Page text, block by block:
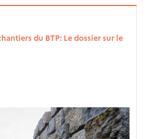
du BTP: Le dossier sur le